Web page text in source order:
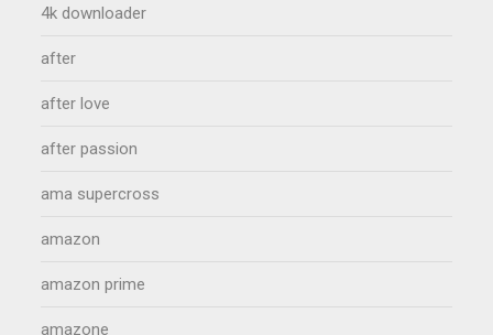
4k downloader
after
after love
after passion
ama supercross
amazon
amazon prime
amazone